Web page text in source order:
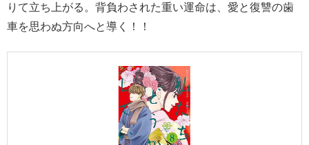
りて立ち上がる。背負わされた重い運命は、愛と復讐の歯
車を思わぬ方向へと導く！！